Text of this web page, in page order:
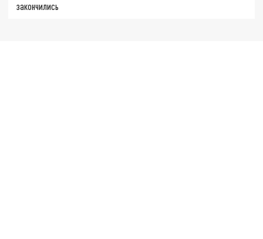
закончились